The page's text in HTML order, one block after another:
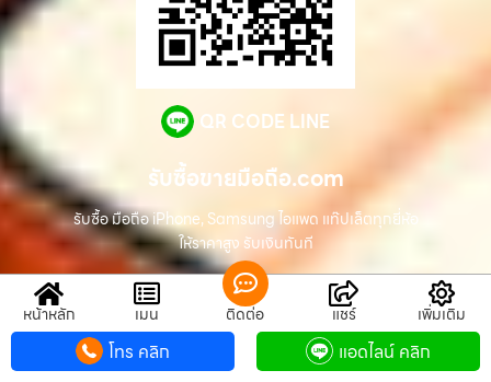
QR CODE LINE
รับซื้อขายมือถือ.com
รับซื้อ มือถือ iPhone, Samsung ไอแพด แท๊ปเล็ตทุกยี่ห้อ
ให้ราคาสูง รับเงินทันที
ช่องทางติดต่อ
หน้าหลัก เมนู ติดต่อ แชร์ เพิ่มเติม
โทร คลิก แอดไลน์ คลิก